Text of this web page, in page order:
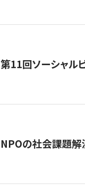
第11回ソーシャル
NPOの社会課題解